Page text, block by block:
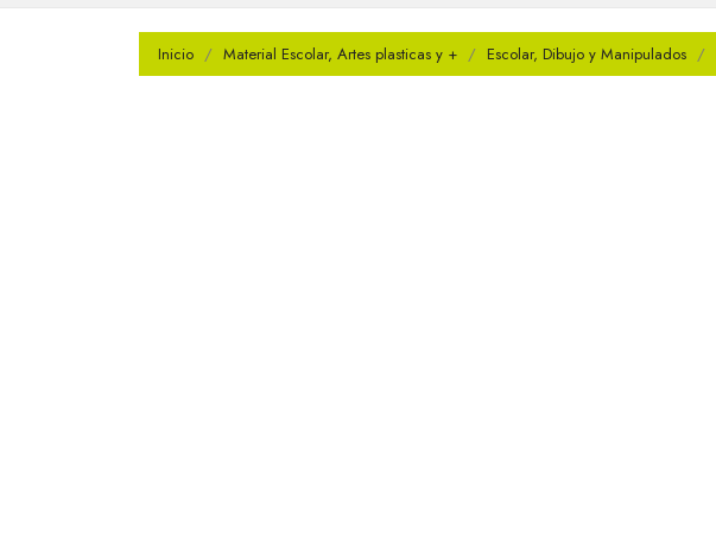
Inicio Material Escolar, Artes plasticas y + Escolar, Dibujo y Manipulados